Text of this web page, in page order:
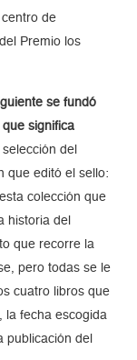
de
Premio los
se fundó
significa
selección del
que editó el sello:
colección que
historia del
que recorre la
pero todas se le
cuatro libros que
la fecha escogida
publicación del